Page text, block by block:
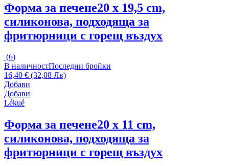
Форма за печене20 x 19,5 cm,
силиконова, подходяща за
фритюрници с горещ въздух
(6)
В наличностПоследни бройки
16,40 € (32,08 Лв)
Добави
Добави
Lékué
Форма за печене20 x 11 cm,
силиконова, подходяща за
фритюрници с горещ въздух